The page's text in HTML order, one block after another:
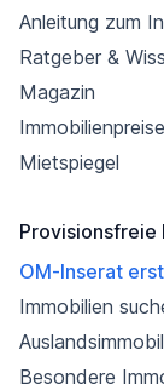
Anleitung zum
Ratgeber &
Magazin
Immobilienpreise
Mietspiegel
Provisionsfreie
OM-Inserat
Immobilien
Besondere